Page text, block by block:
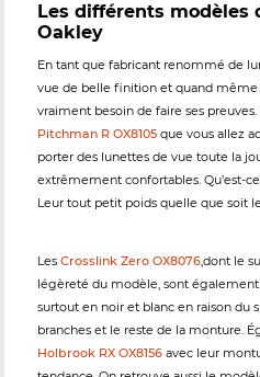
Les différents modèles
Oakley
En tant que fabricant renommé de
vue de belle finition et quand même
vraiment besoin de faire ses
Pitchman R OX8105 que vous allez
porter des lunettes de vue toute la
extrêmement confortables. Qu’est-
Leur tout petit poids quelle que soit
Les Crosslink Zero OX8076,dont le
légèreté du modèle, sont également
surtout en noir et blanc en raison du
branches et le reste de la monture.
Holbrook RX OX8156 avec leur